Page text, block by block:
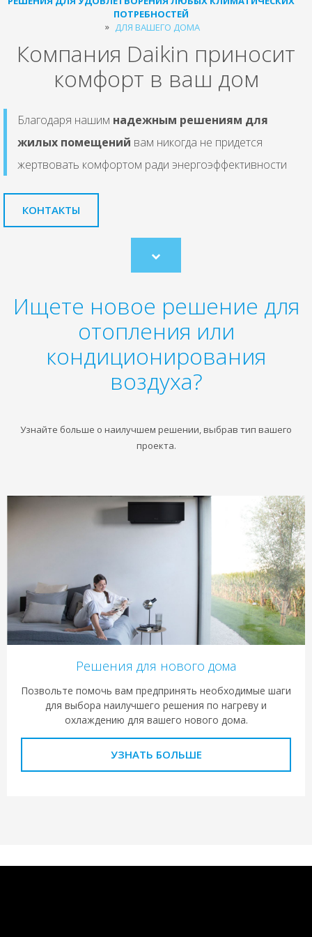
ПОТРЕБНОСТЕЙ
ДЛЯ ВАШЕГО ДОМА
Компания Daikin приносит
комфорт в ваш дом
Благодаря нашим надежным решениям для
жилых помещений вам никогда не придется
жертвовать комфортом ради энергоэффективности
КОНТАКТЫ
Scroll
to
Ищете новое решение для
отопления или
кондиционирования
воздуха?
Узнайте больше о наилучшем решении, выбрав тип вашего
проекта.
Решения для нового дома
Позвольте помочь вам предпринять необходимые шаги
для выбора наилучшего решения по нагреву и
охлаждению для вашего нового дома.
УЗНАТЬ БОЛЬШЕ